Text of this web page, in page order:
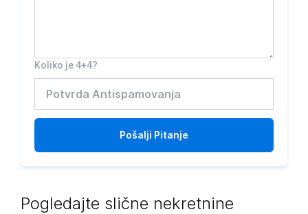
Koliko je 4+4?
Pošalji Pitanje
Pogledajte slične nekretnine